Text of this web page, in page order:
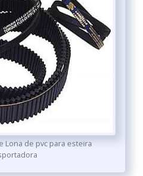
Lona de pvc para esteira